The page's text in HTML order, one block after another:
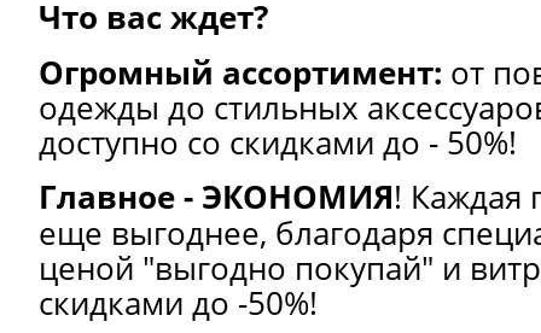
Что вас ждет?
Огромный ассортимент: от
одежды до стильных
доступно со скидками до - 50%!
Главное - ЭКОНОМИЯ! Каждая
еще выгоднее, благодаря
ценой "выгодно покупай" и
скидками до -50%!